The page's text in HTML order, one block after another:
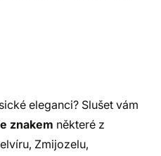
eleganci? Slušet vám
znakem některé z
Zmijozelu,